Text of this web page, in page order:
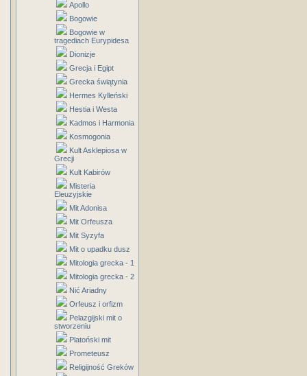
Apollo
Bogowie
Bogowie w
tragediach Eurypidesa
Dionizje
Grecja i Egipt
Grecka świątynia
Hermes Kylleński
Hestia i Westa
Kadmos i Harmonia
Kosmogonia
Kult Asklepiosa w
Grecji
Kult Kabirów
Misteria
Eleuzyjskie
Mit Adonisa
Mit Orfeusza
Mit Syzyfa
Mit o upadku dusz
Mitologia grecka - 1
Mitologia grecka - 2
Nić Ariadny
Orfeusz i orfizm
Pelazgijski mit o
stworzeniu
Platoński mit
Prometeusz
Religijność Greków